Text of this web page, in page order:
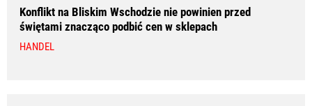
Konflikt na Bliskim Wschodzie nie powinien przed
świętami znacząco podbić cen w sklepach
HANDEL